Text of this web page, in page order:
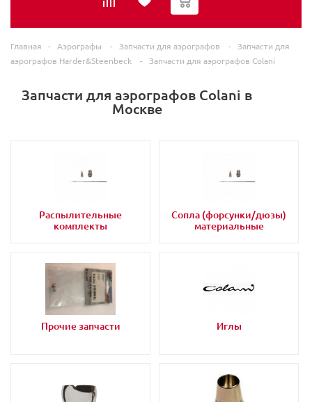
Главная - Аэрографы - Запчасти для аэрографов -
Запчасти для
аэрографов Harder&Steenbeck
- Запчасти для аэрографов Colani
Запчасти для аэрографов Colani в
Москве
Распылительные
комплекты
Сопла (форсунки/дюзы)
материальные
Прочие запчасти Иглы